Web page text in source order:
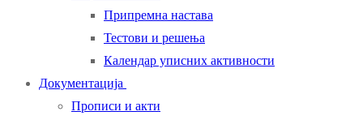
Припремна настава
Тестови и решења
Календар уписних активности
Документација
Прописи и акти